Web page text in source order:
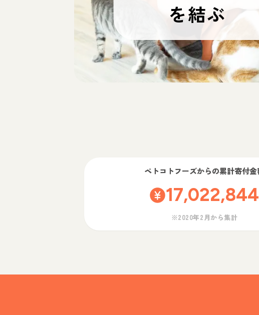
を結ぶ
ペトコトフーズからの累計寄付金
17,022,844
※2020年2月から集計